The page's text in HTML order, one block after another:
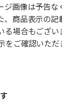
ジ画像は予告な
、商品表示の
る場合もござい
をご確認いた